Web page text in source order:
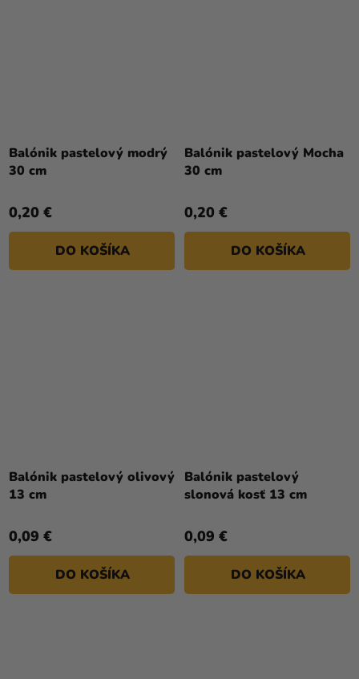
Balónik pastelový modrý
30 cm
0,20 €
DO KOŠÍKA
Balónik pastelový Mocha
30 cm
0,20 €
DO KOŠÍKA
Balónik pastelový olivový
13 cm
0,09 €
DO KOŠÍKA
Balónik pastelový
slonová kosť 13 cm
0,09 €
DO KOŠÍKA